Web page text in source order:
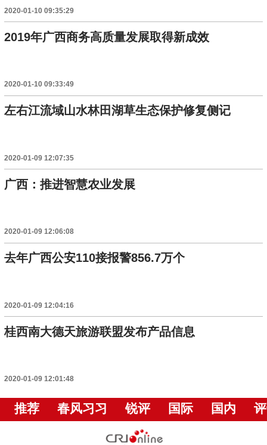
2020-01-10 09:35:29
2019年广西商务高质量发展取得新成效
2020-01-10 09:33:49
左右江流域山水林田湖草生态保护修复侧记
2020-01-09 12:07:35
广西：推进智慧农业发展
2020-01-09 12:06:08
去年广西公安110接报警856.7万个
2020-01-09 12:04:16
桂西南大德天旅游联盟发布产品信息
2020-01-09 12:01:48
推荐 春风习习 锐评 国际 国内